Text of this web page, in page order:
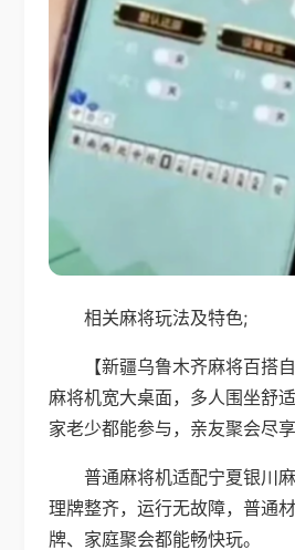
相关麻将玩法及特色;
【新疆乌鲁木齐麻将百搭
麻将机宽大桌面，多人围坐舒
家老少都能参与，亲友聚会尽享
普通麻将机适配宁夏银川
理牌整齐，运行无故障，普通
牌、家庭聚会都能畅快玩。